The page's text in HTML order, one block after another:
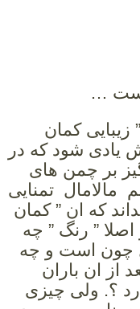
…
زیبایی کمان
یادی شود که در
بر چمن های
تمنایی
که ان ” کمان
” رنگ ” چه
چون است و چه
از ان باران
؟. ولی چیزی